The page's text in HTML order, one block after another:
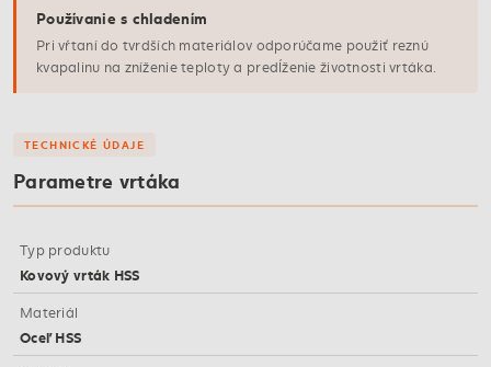
Používanie s chladením
Pri vŕtaní do tvrdších materiálov odporúčame použiť reznú
kvapalinu na zníženie teploty a predĺženie životnosti vrtáka.
TECHNICKÉ ÚDAJE
Parametre vrtáka
Typ produktu
Kovový vrták HSS
Materiál
Oceľ HSS